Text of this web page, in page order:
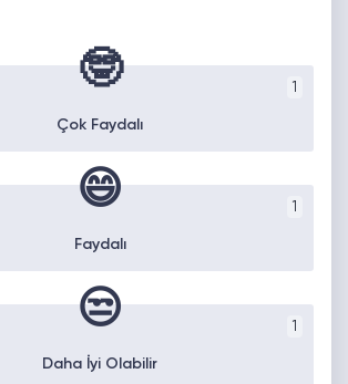
1
🤓
Çok Faydalı
1
😄
Faydalı
1
😒
Daha İyi Olabilir